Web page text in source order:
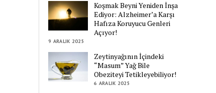
Koşmak Beyni Yeniden İnşa
Ediyor: Alzheimer’a Karşı
Hafıza Koruyucu Genleri
Açıyor!
9 ARALIK 2025
Zeytinyağının İçindeki
“Masum” Yağ Bile
Obeziteyi Tetikleyebiliyor!
6 ARALIK 2025